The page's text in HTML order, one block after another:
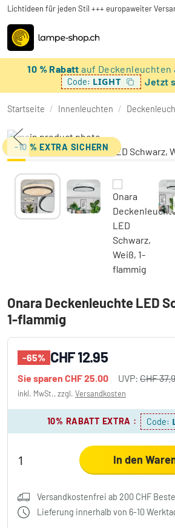
Lichtideen für jeden Stil +++ europaweiter
10 % Rabattauf Deckenleuchten
Code: LIGHT Jetzt
Startseite / Innenleuchten /
-10 % EXTRA SICHERN
Onara Deckenleuchte LED
1-flammig
-65% CHF 12.95
Sie sparen CHF 25.00 UVP: CHF
inkl. MwSt., zzgl. Versandkosten
10% RABATT EXTRA : Code:
In den
Versandkostenfrei ab 200 CHF
Lieferung innerhalb von 6-10